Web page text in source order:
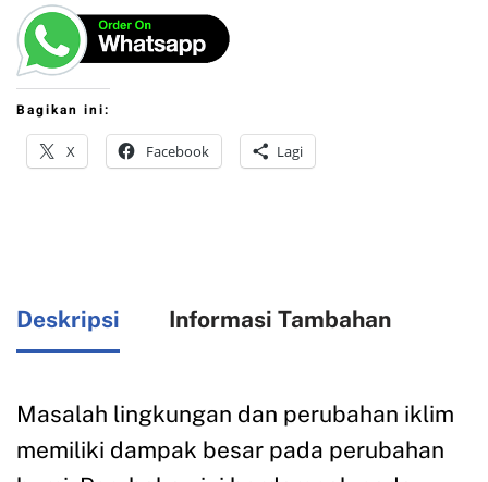
Bagikan ini:
X Facebook Lagi
Deskripsi Informasi Tambahan
Masalah lingkungan dan perubahan iklim
memiliki dampak besar pada perubahan